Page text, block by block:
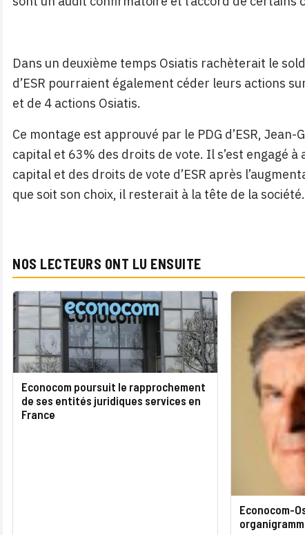
Dans un deuxième temps Osiatis rachèterait le
d’ESR pourraient également céder leurs actions
et de 4 actions Osiatis.
Ce montage est approuvé par le PDG d’ESR,
capital et 63% des droits de vote. Il s’est engagé
capital et des droits de vote d’ESR après
que soit son choix, il resterait à la tête de la société.
NOS LECTEURS ONT LU ENSUITE
Econocom poursuit le rapprochement
de ses entités juridiques services en
France
Econocom-